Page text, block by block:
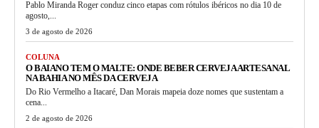
Pablo Miranda Roger conduz cinco etapas com rótulos ibéricos no dia 10 de
agosto,...
3 de agosto de 2026
COLUNA
O BAIANO TEM O MALTE: ONDE BEBER CERVEJA ARTESANAL
NA BAHIA NO MÊS DA CERVEJA
Do Rio Vermelho a Itacaré, Dan Morais mapeia doze nomes que sustentam a
cena...
2 de agosto de 2026